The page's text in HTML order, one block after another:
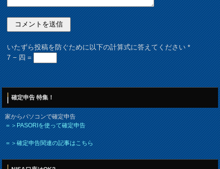
いたずら投稿を防ぐために以下の計算式に答えてください*
7 − 四 =
確定申告 特集！
家からパソコンで確定申告
＝＞PASORIを使って確定申告
＝＞確定申告関連の記事はこちら